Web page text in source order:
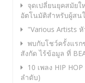
จุดเปลี่ยนยุคสมัยใ
อัตโนมัติสำหรับผู้สน
"Various Artists
พบกับโชว์ครั้งแรก
สังกัด ไร้ข้อมูล ที่
10 เพลง HIP
ลำดับ)